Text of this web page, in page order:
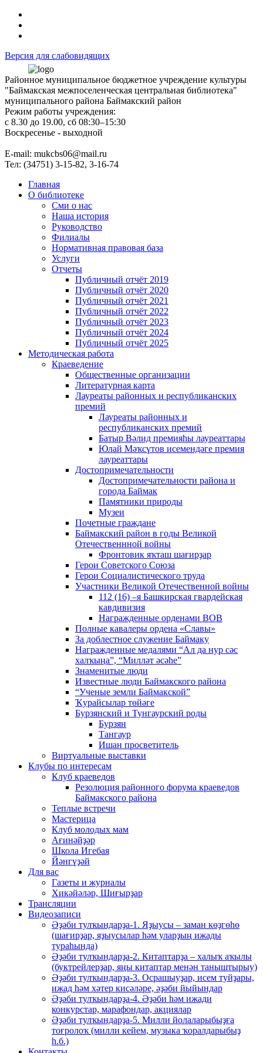
Версия для слабовидящих
Районное муниципальное бюджетное учреждение культуры
"Баймакская межпоселенческая центральная библиотека"
муниципального района Баймакский район
Режим работы учреждения:
с 8.30 до 19.00, сб 08:30–15:30
Воскресенье - выходной
Е-mail: mukcbs06@mail.ru
Тел: (34751) 3-15-82, 3-16-74
Главная
О библиотеке
Сми о нас
Наша история
Руководство
Филиалы
Нормативная правовая база
Услуги
Отчеты
Публичный отчёт 2019
Публичный отчёт 2020
Публичный отчёт 2021
Публичный отчёт 2022
Публичный отчёт 2023
Публичный отчёт 2024
Публичный отчёт 2025
Методическая работа
Краеведение
Общественные организации
Литературная карта
Лауреаты районных и республиканских
премий
Лауреаты районных и
республиканских премий
Батыр Вәлид премияһы лауреаттары
Юлай Мәҡсүтов исемендәге премия
лауреаттары
Достопримечательности
Достопримечательности района и
города Баймак
Памятники природы
Музеи
Почетные граждане
Баймакский район в годы Великой
Отечественнной войны
Фронтовик яҡташ шағирҙар
Герои Советского Союза
Герои Социалистического труда
Участники Великой Отечественной войны
112 (16) –я Башкирская гвардейская
кавдивизия
Награжденные орденами ВОВ
Полные кавалеры ордена «Славы»
За доблестное служение Баймаку
Награжденные медалями “Ал да нур сәс
халҡыңа”, “Милләт әсәһе”
Знаменитые люди
Известные люди Баймакского района
“Ученые земли Баймакской”
Ҡурайсылар төйәге
Бурзянский и Тунгаурский роды
Бурзян
Тангаур
Ишан просветитель
Виртуальные выставки
Клубы по интересам
Клуб краеведов
Резолюция районного форума краеведов
Баймакского района
Теплые встречи
Мастерица
Клуб молодых мам
Ағинәйҙәр
Школа Игебая
Йәнгүҙәй
Для вас
Газеты и журналы
Хикәйәләр, Шиғырҙар
Трансляции
Видеозаписи
Әҙәби тулҡындарҙа-1. Яҙыусы – заман көҙгөһө
(шағирҙар, яҙыусылар һәм уларҙың ижады
тураһында)
Әҙәби тулҡындарҙа-2. Китаптарҙа – халыҡ аҡылы
(буктрейлерҙар, яңы китаптар менән таныштырыу)
Әҙәби тулҡындарҙа-3. Осрашыуҙар, исем туйҙары,
ижад һәм хәтер кисәләре, әҙәби йыйындар
Әҙәби тулҡындарҙа-4. Әҙәби һәм ижади
конкурстар, марафондар, акциялар
Әҙәби тулҡындарҙа-5. Милли йолаларыбыҙға
тоғролоҡ (милли кейем, музыка ҡоралдарыбыҙ
һ.б.)